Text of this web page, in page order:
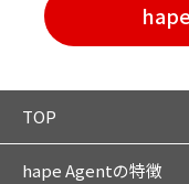
TOP
hape Agentの特徴